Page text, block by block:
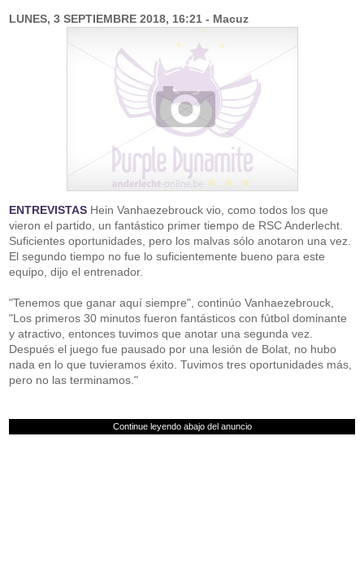
LUNES, 3 SEPTIEMBRE 2018, 16:21 - Macuz
ENTREVISTAS Hein Vanhaezebrouck vio, como todos los que
vieron el partido, un fantástico primer tiempo de RSC Anderlecht.
Suficientes oportunidades, pero los malvas sólo anotaron una vez.
El segundo tiempo no fue lo suficientemente bueno para este
equipo, dijo el entrenador.
"Tenemos que ganar aquí siempre", continúo Vanhaezebrouck,
"Los primeros 30 minutos fueron fantásticos con fútbol dominante
y atractivo, entonces tuvimos que anotar una segunda vez.
Después el juego fue pausado por una lesión de Bolat, no hubo
nada en lo que tuvieramos éxito. Tuvimos tres oportunidades más,
pero no las terminamos."
Continue leyendo abajo del anuncio